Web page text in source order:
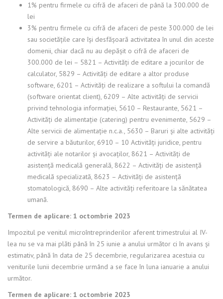
1% pentru firmele cu cifră de afaceri de până la 300.000 de
lei
3% pentru firmele cu cifră de afaceri de peste 300.000 de lei
sau societățile care își desfășoară activitatea în unul din aceste
domenii, chiar dacă nu au depășit o cifră de afaceri de
300.000 de lei – 5821 – Activități de editare a jocurilor de
calculator, 5829 – Activități de editare a altor produse
software, 6201 – Activități de realizare a softului la comandă
(software orientat client), 6209 – Alte activități de servicii
privind tehnologia informației, 5610 – Restaurante, 5621 –
Activități de alimentație (catering) pentru evenimente, 5629 –
Alte servicii de alimentaţie n.c.a., 5630 – Baruri și alte activități
de servire a băuturilor, 6910 – 10 Activități juridice, pentru
activități ale notarilor și avocaților, 8621 – Activități de
asistență medicală generală, 8622 – Activități de asistență
medicală specializată, 8623 – Activități de asistență
stomatologică, 8690 – Alte activități referitoare la sănătatea
umană.
Termen de aplicare: 1 octombrie 2023
Impozitul pe venitul microîntreprinderilor aferent trimestrului al IV-
lea nu se va mai plăti până în 25 iunie a anului următor ci în avans și
estimativ, până în data de 25 decembrie, regularizarea acestuia cu
veniturile lunii decembrie urmând a se face în luna ianuarie a anului
următor.
Termen de aplicare: 1 octombrie 2023